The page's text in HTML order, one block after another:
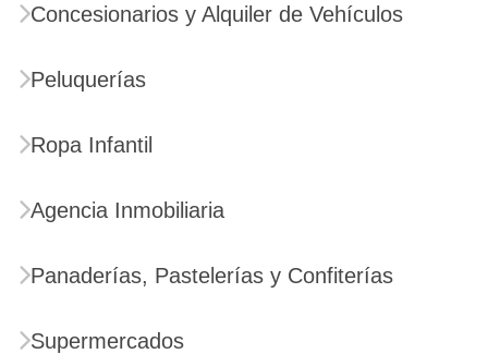
Concesionarios y Alquiler de Vehículos
Peluquerías
Ropa Infantil
Agencia Inmobiliaria
Panaderías, Pastelerías y Confiterías
Supermercados